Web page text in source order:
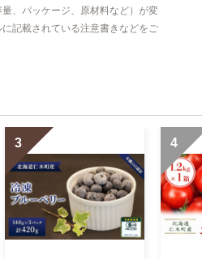
、パッケージ、原材料など）が変
記載されている注意書きなどをご
3 4